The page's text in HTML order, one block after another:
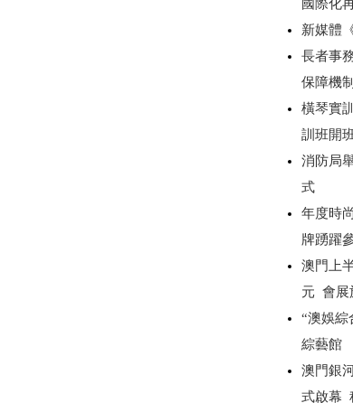
國際化
新媒體
長者事
保障機
橫琴實
訓班開
消防局
式
年度時
牌踴躍
澳門上
元 會展
“澳娛綜
綜藝館
澳門銀
式啟幕